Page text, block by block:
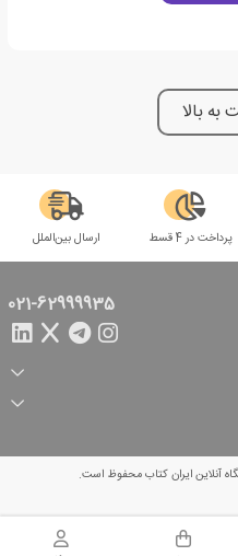
به بالا
پرداخت در 4 قسط ارسال بین‌الملل
021-62999935
آنلاین ایران کتاب محفوظ است.
سبد خرید